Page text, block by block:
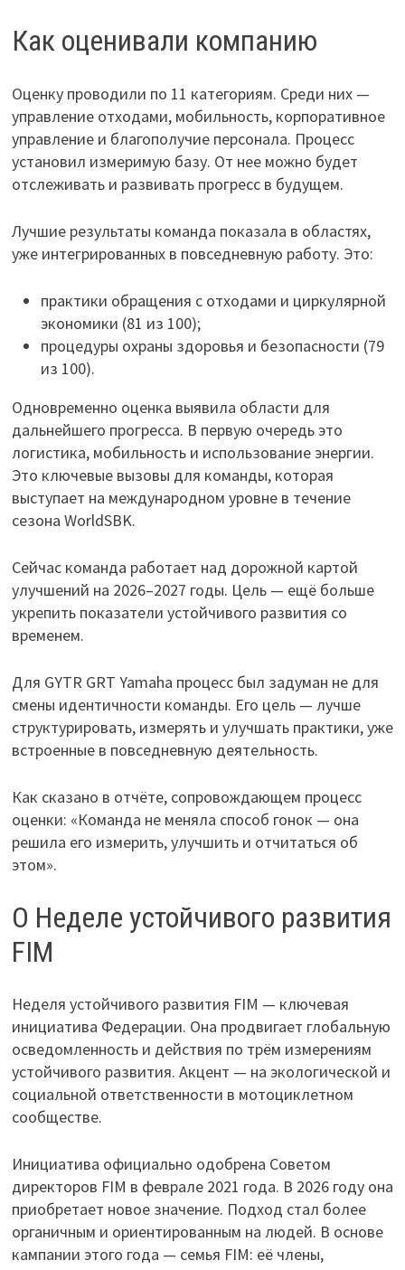
Как оценивали компанию
Оценку проводили по 11 категориям. Среди них —
управление отходами, мобильность, корпоративное
управление и благополучие персонала. Процесс
установил измеримую базу. От нее можно будет
отслеживать и развивать прогресс в будущем.
Лучшие результаты команда показала в областях,
уже интегрированных в повседневную работу. Это:
практики обращения с отходами и циркулярной
экономики (81 из 100);
процедуры охраны здоровья и безопасности (79
из 100).
Одновременно оценка выявила области для
дальнейшего прогресса. В первую очередь это
логистика, мобильность и использование энергии.
Это ключевые вызовы для команды, которая
выступает на международном уровне в течение
сезона WorldSBK.
Сейчас команда работает над дорожной картой
улучшений на 2026–2027 годы. Цель — ещё больше
укрепить показатели устойчивого развития со
временем.
Для GYTR GRT Yamaha процесс был задуман не для
смены идентичности команды. Его цель — лучше
структурировать, измерять и улучшать практики, уже
встроенные в повседневную деятельность.
Как сказано в отчёте, сопровождающем процесс
оценки: «Команда не меняла способ гонок — она
решила его измерить, улучшить и отчитаться об
этом».
О Неделе устойчивого развития
FIM
Неделя устойчивого развития FIM — ключевая
инициатива Федерации. Она продвигает глобальную
осведомленность и действия по трём измерениям
устойчивого развития. Акцент — на экологической и
социальной ответственности в мотоциклетном
сообществе.
Инициатива официально одобрена Советом
директоров FIM в феврале 2021 года. В 2026 году она
приобретает новое значение. Подход стал более
органичным и ориентированным на людей. В основе
кампании этого года — семья FIM: её члены,